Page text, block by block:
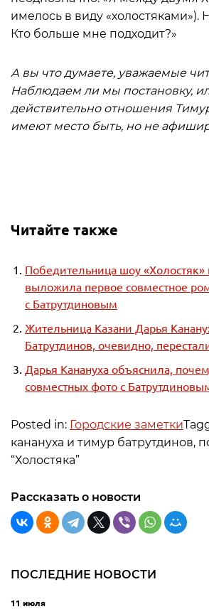
имелось в виду «холостяками»).
Кто больше мне подходит?»
А вы что думаете, уважаемые
Наблюдаем ли мы постановку,
действительно отношения
имеют место быть, но не
Читайте также
Победительница шоу «Холостяк»
выложила первое совместное
с Батрутдиновым
Жительница Казани Дарья
Батрутдинов, очевидно,
Дарья Канануха объяснила,
совместных фото с
Posted in: Городские заметки
канануха и тимур батрутдинов,
“Холостяка”
Рассказать о новости
ПОСЛЕДНИЕ НОВОСТИ
11 июля